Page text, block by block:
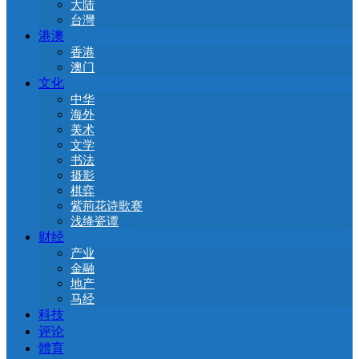
大陆
台灣
港澳
香港
澳门
文化
中华
海外
美术
文学
书法
摄影
棋弈
紫荊花诗歌赛
浅绛瓷谭
财经
产业
金融
地产
马经
科技
评论
體育